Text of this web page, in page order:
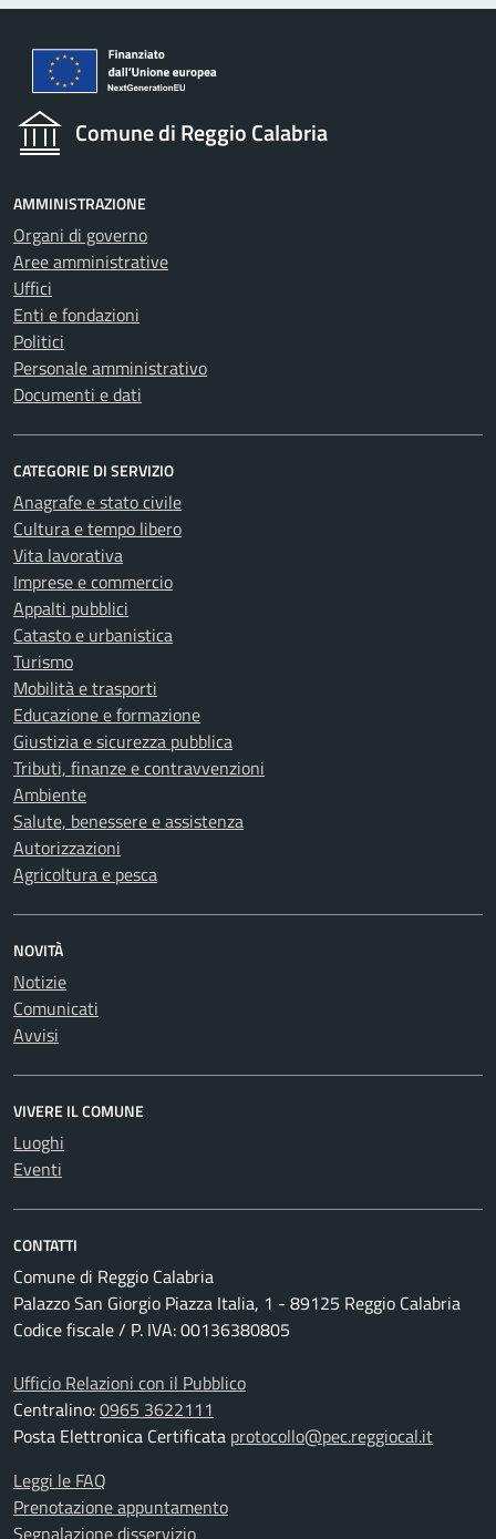
Comune di Reggio Calabria
AMMINISTRAZIONE
Organi di governo
Aree amministrative
Uffici
Enti e fondazioni
Politici
Personale amministrativo
Documenti e dati
CATEGORIE DI SERVIZIO
Anagrafe e stato civile
Cultura e tempo libero
Vita lavorativa
Imprese e commercio
Appalti pubblici
Catasto e urbanistica
Turismo
Mobilità e trasporti
Educazione e formazione
Giustizia e sicurezza pubblica
Tributi, finanze e contravvenzioni
Ambiente
Salute, benessere e assistenza
Autorizzazioni
Agricoltura e pesca
NOVITÀ
Notizie
Comunicati
Avvisi
VIVERE IL COMUNE
Luoghi
Eventi
CONTATTI
Comune di Reggio Calabria
Palazzo San Giorgio Piazza Italia, 1 - 89125 Reggio Calabria
Codice fiscale / P. IVA: 00136380805
Ufficio Relazioni con il Pubblico
Centralino:0965 3622111
Posta Elettronica Certificata protocollo@pec.reggiocal.it
Leggi le FAQ
Prenotazione appuntamento